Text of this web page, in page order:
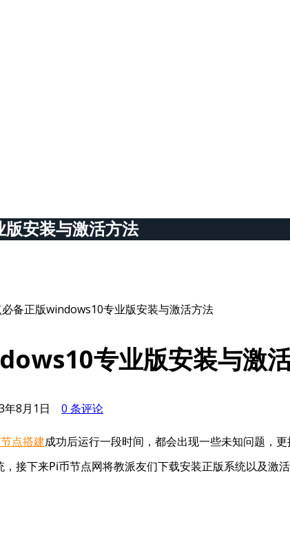
版安装与激活方法
备正版windows10专业版安装与激活方法
专业版安装与激
年8月1日 0 条评论
点搭建成功后运行一段时间，都会出现一些未知问题，
接下来Pi币节点网将教派友们下载安装正版系统以及激活